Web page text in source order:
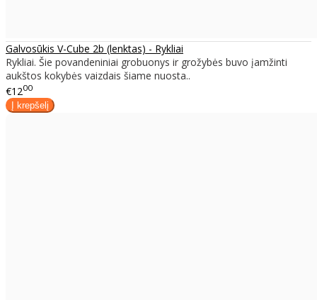
Galvosūkis V-Cube 2b (lenktas) - Rykliai
Rykliai. Šie povandeniniai grobuonys ir grožybės buvo įamžinti
aukštos kokybės vaizdais šiame nuosta..
€1200